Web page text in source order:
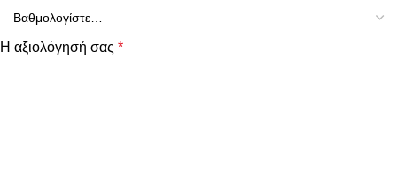
Η αξιολόγησή σας *